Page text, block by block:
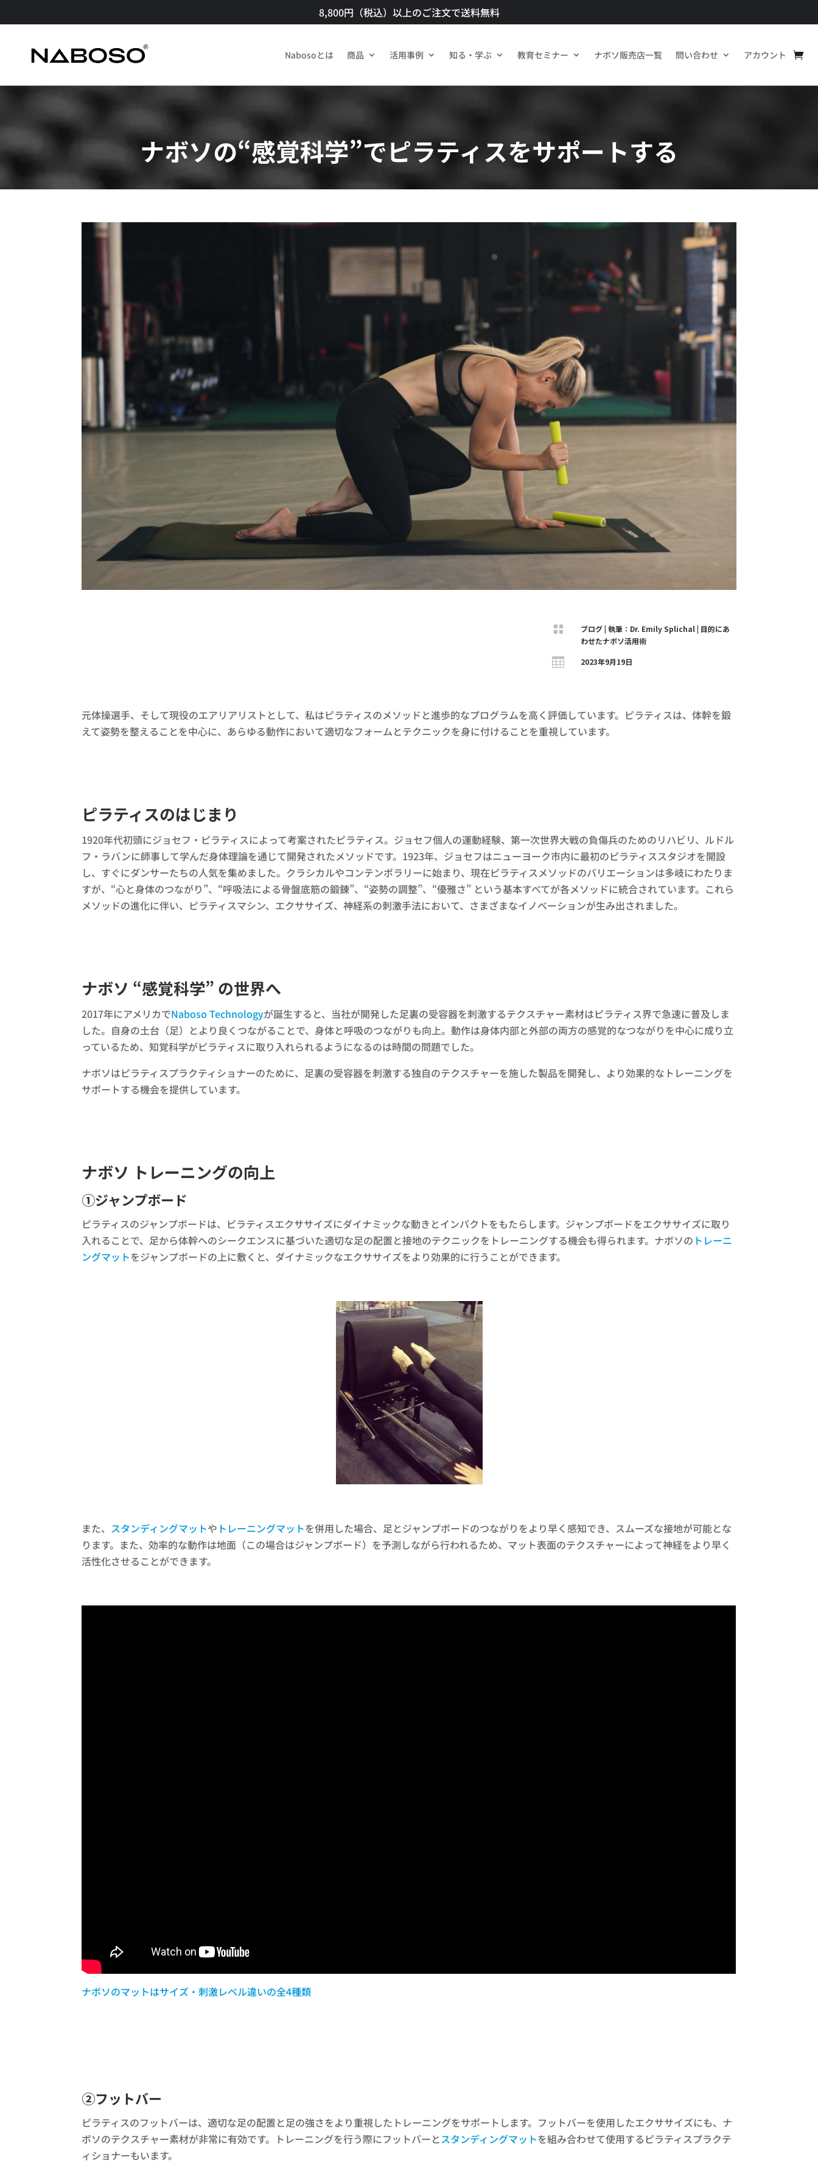
8,800円（税込）以上のご注文で送料無料​
Nabosoとは 商品​ 活用事例 知る・学ぶ 教育セミナー ナボソ販売店一覧 問い合わせ アカウント
ナボソの“感覚科学”でピラティスをサポートする
 ブログ|執筆：Dr. Emily Splichal| 目的にあ
わせたナボソ活用術
 2023年9月19日
元体操選手、そして現役のエアリアリストとして、私はピラティスのメソッドと進歩的なプログラムを高く評価しています。ピラティスは、体幹を鍛
えて姿勢を整えることを中心に、あらゆる動作において適切なフォームとテクニックを身に付けることを重視しています。
ピラティスのはじまり
1920年代初頭にジョセフ・ピラティスによって考案されたピラティス。ジョセフ個人の運動経験、第一次世界大戦の負傷兵のためのリハビリ、ルドル
フ・ラバンに師事して学んだ身体理論を通じて開発されたメソッドです。1923年、ジョセフはニューヨーク市内に最初のピラティススタジオを開設
し、すぐにダンサーたちの人気を集めました。クラシカルやコンテンポラリーに始まり、現在ピラティスメソッドのバリエーションは多岐にわたりま
すが、“心と身体のつながり”、“呼吸法による骨盤底筋の鍛錬”、“姿勢の調整”、“優雅さ” という基本すべてが各メソッドに統合されています。これら
メソッドの進化に伴い、ピラティスマシン、エクササイズ、神経系の刺激手法において、さまざまなイノベーションが生み出されました。
ナボソ “感覚科学” の世界へ
2017年にアメリカでNaboso Technologyが誕生すると、当社が開発した足裏の受容器を刺激するテクスチャー素材はピラティス界で急速に普及しま
した。自身の土台（足）とより良くつながることで、身体と呼吸のつながりも向上。動作は身体内部と外部の両方の感覚的なつながりを中心に成り立
っているため、知覚科学がピラティスに取り入れられるようになるのは時間の問題でした。
ナボソはピラティスプラクティショナーのために、足裏の受容器を刺激する独自のテクスチャーを施した製品を開発し、より効果的なトレーニングを
サポートする機会を提供しています。
ナボソ トレーニングの向上
①ジャンプボード
ピラティスのジャンプボードは、ピラティスエクササイズにダイナミックな動きとインパクトをもたらします。ジャンプボードをエクササイズに取り
入れることで、足から体幹へのシークエンスに基づいた適切な足の配置と接地のテクニックをトレーニングする機会も得られます。ナボソの トレーニ
ングマットをジャンプボードの上に敷くと、ダイナミックなエクササイズをより効果的に行うことができます。
また、 スタンディングマットや トレーニングマットを併用した場合、足とジャンプボードのつながりをより早く感知でき、スムーズな接地が可能とな
ります。また、効率的な動作は地面（この場合はジャンプボード）を予測しながら行われるため、マット表面のテクスチャーによって神経をより早く
活性化させることができます。
ナボソのマットはサイズ・刺激レベル違いの全4種類
➁フットバー
ピラティスのフットバーは、適切な足の配置と足の強さをより重視したトレーニングをサポートします。フットバーを使用したエクササイズにも、ナ
ボソのテクスチャー素材が非常に有効です。トレーニングを行う際にフットバーとスタンディングマットを組み合わせて使用するピラティスプラクテ
ィショナーもいます。